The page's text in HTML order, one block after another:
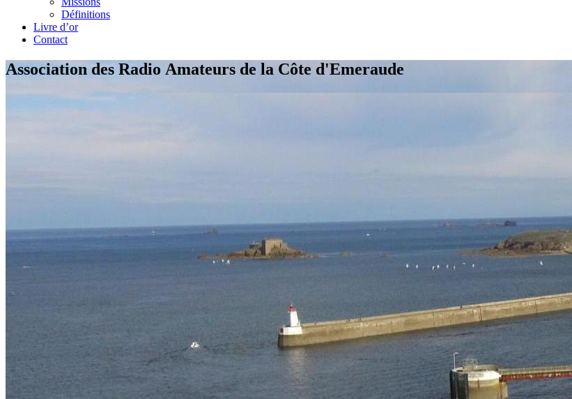
Définitions
Livre d’or
Contact
Association des Radio Amateurs de la Côte d'Emeraude